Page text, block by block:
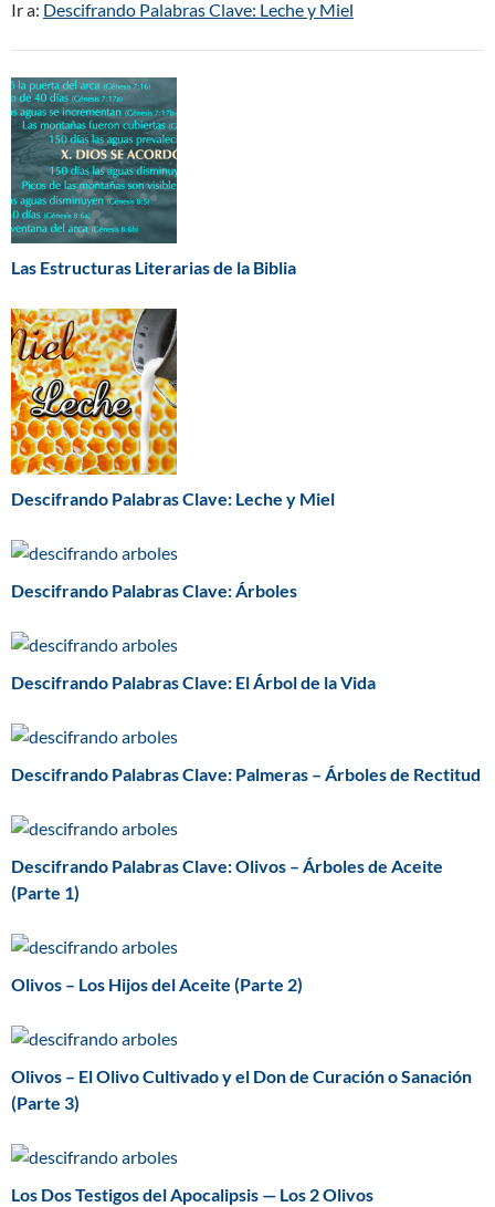
Ir a: Descifrando Palabras Clave: Leche y Miel
Las Estructuras Literarias de la Biblia
Descifrando Palabras Clave: Leche y Miel
Descifrando Palabras Clave: Árboles
Descifrando Palabras Clave: El Árbol de la Vida
Descifrando Palabras Clave: Palmeras – Árboles de Rectitud
Descifrando Palabras Clave: Olivos – Árboles de Aceite
(Parte 1)
Olivos – Los Hijos del Aceite (Parte 2)
Olivos – El Olivo Cultivado y el Don de Curación o Sanación
(Parte 3)
Los Dos Testigos del Apocalipsis — Los 2 Olivos